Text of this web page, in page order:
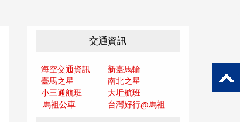
交通資訊
海空交通資訊
新臺馬輪
臺馬之星
南北之星
小三通航班
大坵航班
馬祖公車
台灣好行@馬祖